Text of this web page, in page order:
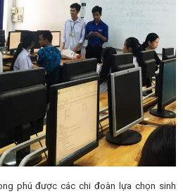
phú được các chi đoàn lựa chọn sinh